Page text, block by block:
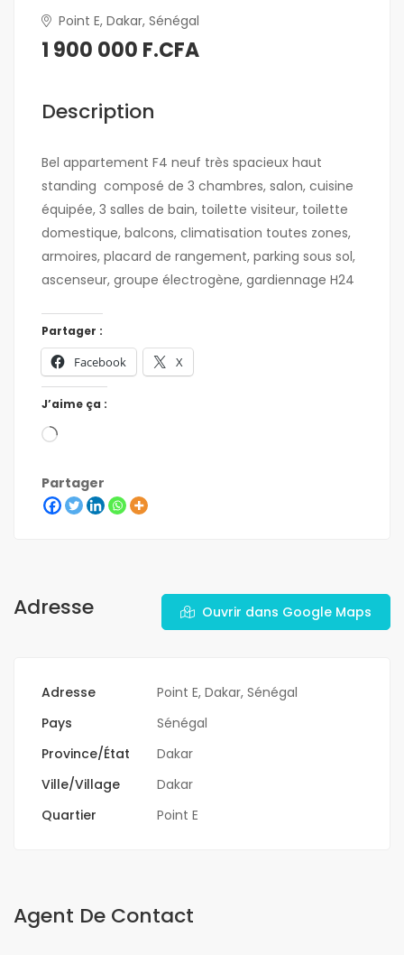
Point E, Dakar, Sénégal
1 900 000 F.CFA
Description
Bel appartement F4 neuf très spacieux haut
standing composé de 3 chambres, salon, cuisine
équipée, 3 salles de bain, toilette visiteur, toilette
domestique, balcons, climatisation toutes zones,
armoires, placard de rangement, parking sous sol,
ascenseur, groupe électrogène, gardiennage H24
Partager :
Facebook X
J’aime ça :
Partager
Adresse Ouvrir dans Google Maps
Adresse
Point E, Dakar, Sénégal
Pays
Sénégal
Province/État
Dakar
Ville/Village
Dakar
Quartier
Point E
Agent De Contact